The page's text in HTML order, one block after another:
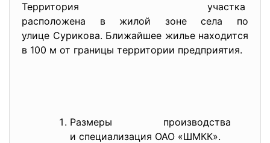
Территория участка
расположена в жилой зоне села по
улице Сурикова. Ближайшее жилье находится
в 100 м от границы территории предприятия.
Размеры производства
и специализация ОАО «ШМКК».